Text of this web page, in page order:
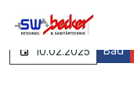
10.02.2025 Bad